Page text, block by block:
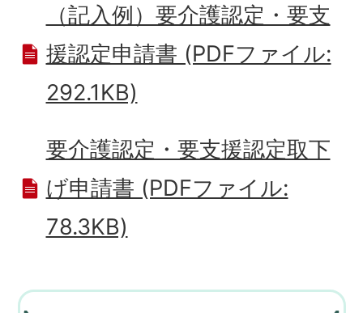
（記入例）要介護認定・要支
援認定申請書 (PDFファイル:
292.1KB)
要介護認定・要支援認定取下
げ申請書 (PDFファイル:
78.3KB)